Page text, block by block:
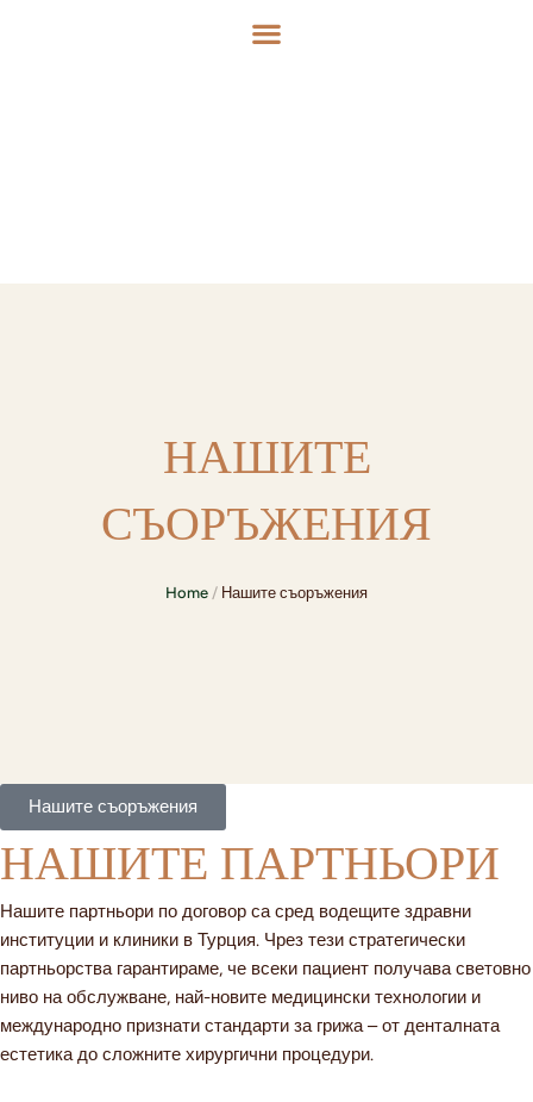
НАШИТЕ
СЪОРЪЖЕНИЯ
Home / Нашите съоръжения
Нашите съоръжения
НАШИТЕ ПАРТНЬОРИ
Нашите партньори по договор са сред водещите здравни
институции и клиники в Турция. Чрез тези стратегически
партньорства гарантираме, че всеки пациент получава световно
ниво на обслужване, най-новите медицински технологии и
международно признати стандарти за грижа – от денталната
естетика до сложните хирургични процедури.